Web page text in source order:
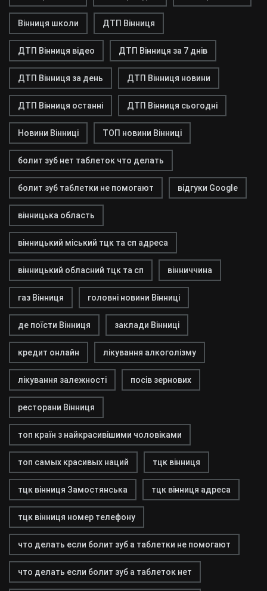
Вінниця школи ДТП Вінниця
ДТП Вінниця відео ДТП Вінниця за 7 днів
ДТП Вінниця за день ДТП Вінниця новини
ДТП Вінниця останні ДТП Вінниця сьогодні
Новини Вінниці ТОП новини Вінниці
болит зуб нет таблеток что делать
болит зуб таблетки не помогают відгуки Google
вінницька область
вінницький міський тцк та сп адреса
вінницький обласний тцк та сп вінниччина
газ Вінниця головні новини Вінниці
де поїсти Вінниця заклади Вінниці
кредит онлайн лікування алкоголізму
лікування залежності посів зернових
ресторани Вінниця
топ країн з найкрасивішими чоловіками
топ самых красивых наций тцк вінниця
тцк вінниця Замостянська тцк вінниця адреса
тцк вінниця номер телефону
что делать если болит зуб а таблетки не помогают
что делать если болит зуб а таблеток нет